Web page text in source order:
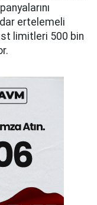
ertelemeli
limitleri 500 bin